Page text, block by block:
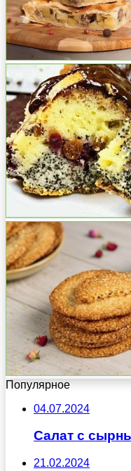
Популярное
04.07.2024
Салат с
21.02.2024